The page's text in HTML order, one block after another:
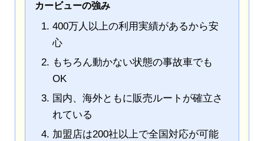
カービューの強み
400万人以上の利用実績があるから安
心
もちろん動かない状態の事故車でも
OK
国内、海外ともに販売ルートが確立さ
れている
加盟店は200社以上で全国対応が可能